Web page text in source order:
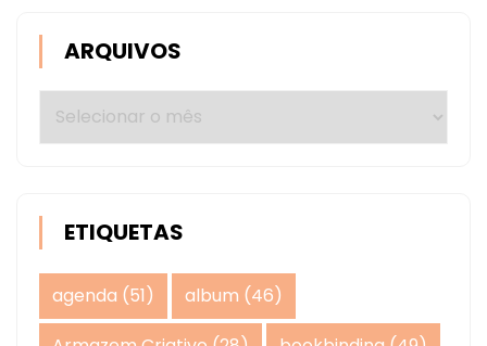
ARQUIVOS
Arquivos
ETIQUETAS
agenda (51) album (46)